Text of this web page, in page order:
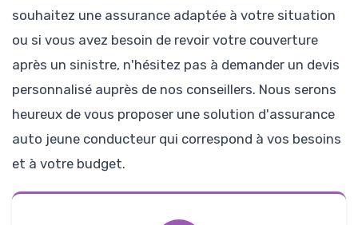
souhaitez une assurance adaptée à votre situation
ou si vous avez besoin de revoir votre couverture
après un sinistre, n'hésitez pas à demander un devis
personnalisé auprès de nos conseillers. Nous serons
heureux de vous proposer une solution d'assurance
auto jeune conducteur qui correspond à vos besoins
et à votre budget.